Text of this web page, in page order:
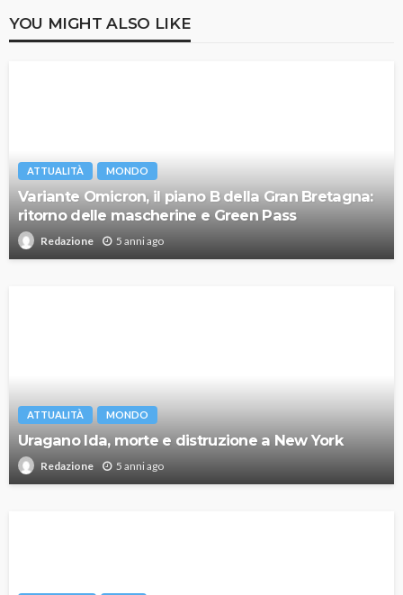
YOU MIGHT ALSO LIKE
ATTUALITÀ MONDO
Variante Omicron, il piano B della Gran Bretagna:
ritorno delle mascherine e Green Pass
Redazione 5 anni ago
ATTUALITÀ MONDO
Uragano Ida, morte e distruzione a New York
Redazione 5 anni ago